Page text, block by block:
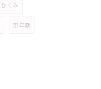
むくみ
更年期